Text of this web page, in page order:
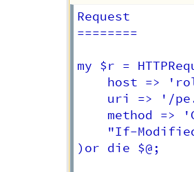
Request
========
my $r =
host =>
uri => '/
method =>
"If-
)or die $@;